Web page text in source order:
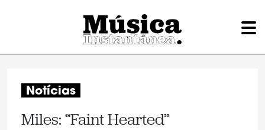
Notícias
Miles: “Faint Hearted”